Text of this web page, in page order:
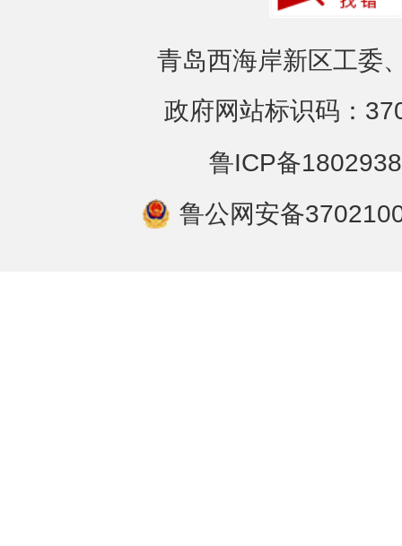
青岛西海岸新区工委
政府网站标识码：
鲁ICP备
鲁公网安备